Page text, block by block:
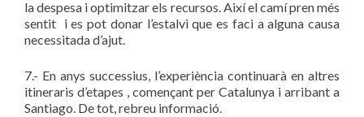
la despesa i optimitzar els recursos. Així el camí pren més
sentit i es pot donar l’estalvi que es faci a alguna causa
necessitada d’ajut.
7.- En anys successius, l’experiència continuarà en altres
itineraris d’etapes , començant per Catalunya i arribant a
Santiago. De tot, rebreu informació.